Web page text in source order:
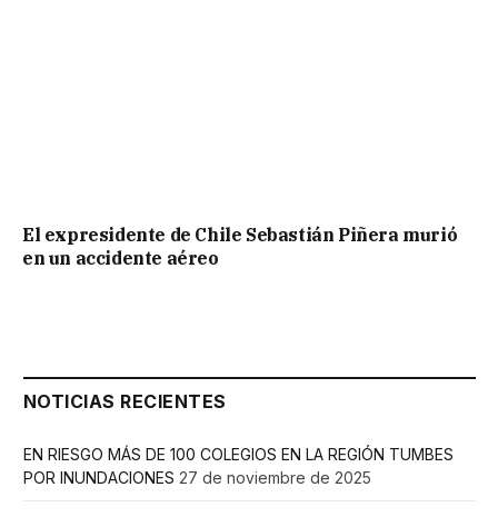
El expresidente de Chile Sebastián Piñera murió
en un accidente aéreo
NOTICIAS RECIENTES
EN RIESGO MÁS DE 100 COLEGIOS EN LA REGIÓN TUMBES
POR INUNDACIONES 27 de noviembre de 2025